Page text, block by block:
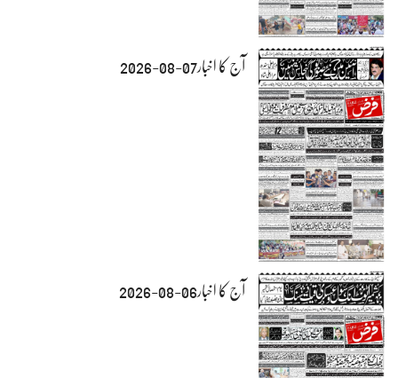
آج کا اخبار07-08-2026
آج کا اخبار06-08-2026